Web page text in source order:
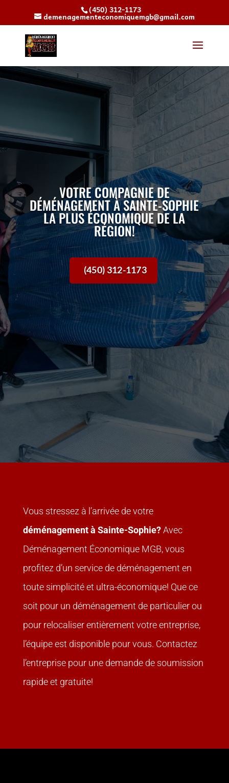
(450) 312-1173
demenagementeconomiquemgb@gmail.com
VOTRE COMPAGNIE DE
DÉMÉNAGEMENT À SAINTE-SOPHIE
LA PLUS ÉCONOMIQUE DE LA
RÉGION!
(450) 312-1173
Vous stressez à l’arrivée de votre
déménagement à Sainte-Sophie?Avec
Déménagement Économique MGB, vous
profitez d’un service de déménagement en
toute simplicité et ultra-économique! Que ce
soit pour un déménagement de particulier ou
pour relocaliser entièrement votre entreprise,
l’équipe est disponible pour vous. Contactez
l’entreprise pour une demande de soumission
rapide et gratuite!